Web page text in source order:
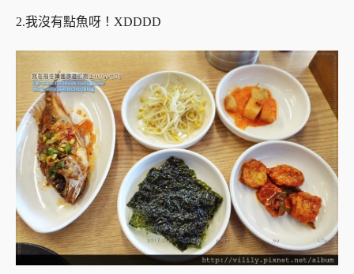
2.我沒有點魚呀！XDDDD